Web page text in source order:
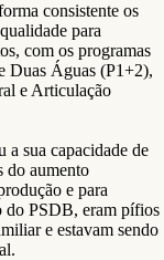
consistente os
para
com os programas
Duas Águas (P1+2),
e Articulação
sua capacidade de
do aumento
e para
do PSDB, eram pífios
e estavam sendo